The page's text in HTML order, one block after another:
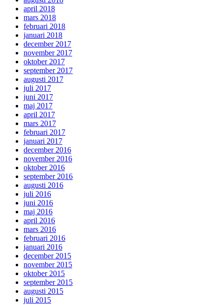
april 2018
mars 2018
februari 2018
januari 2018
december 2017
november 2017
oktober 2017
september 2017
augusti 2017
juli 2017
juni 2017
maj 2017
april 2017
mars 2017
februari 2017
januari 2017
december 2016
november 2016
oktober 2016
september 2016
augusti 2016
juli 2016
juni 2016
maj 2016
april 2016
mars 2016
februari 2016
januari 2016
december 2015
november 2015
oktober 2015
september 2015
augusti 2015
juli 2015